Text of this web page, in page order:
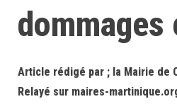
Article rédigé par ; la Mairie de
Relayé sur maires-